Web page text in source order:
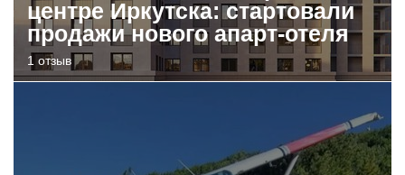
центре Иркутска: стартовали
продажи нового апарт-отеля
1 отзыв